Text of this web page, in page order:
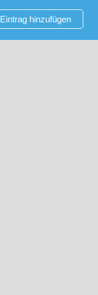
Eintrag hinzufügen